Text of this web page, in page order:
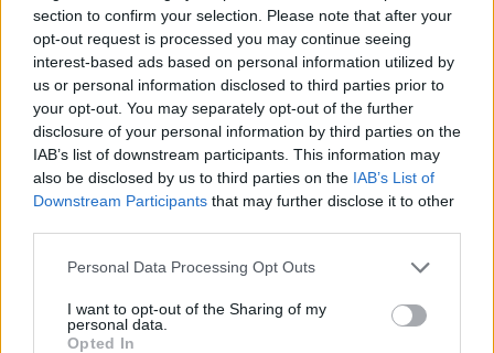
section to confirm your selection. Please note that after your
opt-out request is processed you may continue seeing
interest-based ads based on personal information utilized by
us or personal information disclosed to third parties prior to
your opt-out. You may separately opt-out of the further
disclosure of your personal information by third parties on the
IAB’s list of downstream participants. This information may
also be disclosed by us to third parties on the IAB’s List of
Downstream Participants that may further disclose it to other
Personal Data Processing Opt Outs
I want to opt-out of the Sharing of my
personal data.
Opted In
Η συμμετοχή, κάτω από το 70%, ήταν η
χαμηλότερη σε τέτοια διαδικασία αφότου άρχισαν να
διεξάγονται στην Αργεντινή πριν από μια δεκαετία.
Πηγή: ΑΠΕ-ΜΠΕ